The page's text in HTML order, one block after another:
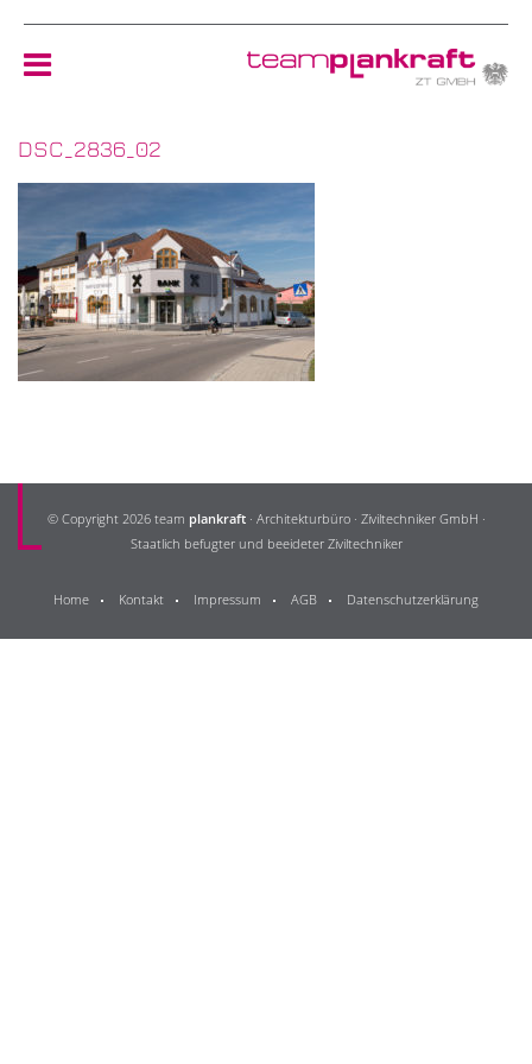
TEAM
NEWS
REFERENZEN
KONTAKT
DSC_2836_02
© Copyright 2026 team plankraft· Architekturbüro · Ziviltechniker GmbH ·
Staatlich befugter und beeideter Ziviltechniker
Home Kontakt Impressum AGB Datenschutzerklärung